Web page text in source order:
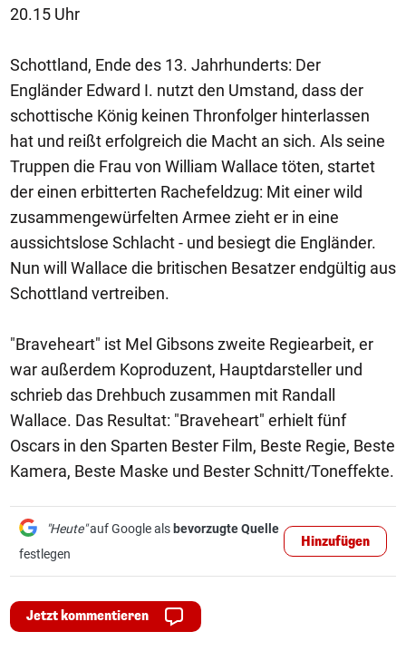
20.15 Uhr
Schottland, Ende des 13. Jahrhunderts: Der
Engländer Edward I. nutzt den Umstand, dass der
schottische König keinen Thronfolger hinterlassen
hat und reißt erfolgreich die Macht an sich. Als seine
Truppen die Frau von William Wallace töten, startet
der einen erbitterten Rachefeldzug: Mit einer wild
zusammengewürfelten Armee zieht er in eine
aussichtslose Schlacht - und besiegt die Engländer.
Nun will Wallace die britischen Besatzer endgültig aus
Schottland vertreiben.
"Braveheart" ist Mel Gibsons zweite Regiearbeit, er
war außerdem Koproduzent, Hauptdarsteller und
schrieb das Drehbuch zusammen mit Randall
Wallace. Das Resultat: "Braveheart" erhielt fünf
Oscars in den Sparten Bester Film, Beste Regie, Beste
Kamera, Beste Maske und Bester Schnitt/Toneffekte.
"Heute"auf Google als bevorzugte Quelle
festlegen
Hinzufügen
Jetzt kommentieren